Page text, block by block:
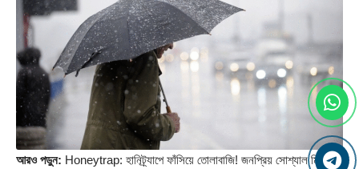
আরও পড়ুন: Honeytrap: হানিট্র্যাপে ফাঁসিয়ে তোলাবাজি! জনপ্রিয় সোশ্যাল মিডিয়া